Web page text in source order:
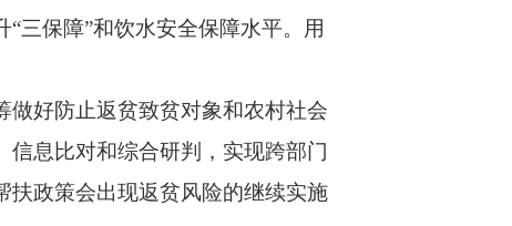
三保障”和饮水安全保障水平。用
好防止返贫致贫对象和农村社会
息比对和综合研判，实现跨部门
扶政策会出现返贫风险的继续实施